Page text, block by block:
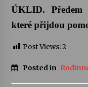
Letní
28.
ÚKLID. Předem
které přijdou
Post Views:2
Posted in